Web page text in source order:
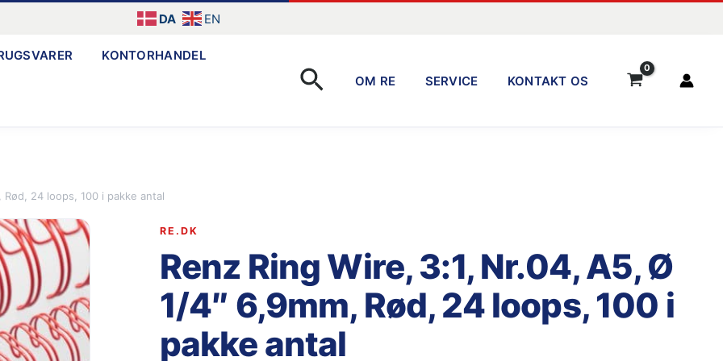
DA EN
KONTORHANDEL
Søg OM RE SERVICE KONTAKT OS
Rød, 24 loops, 100 i pakke antal
RE.DK
Renz Ring Wire, 3:1, Nr.04, A5, Ø
1/4″ 6,9mm, Rød, 24 loops, 100 i
pakke antal